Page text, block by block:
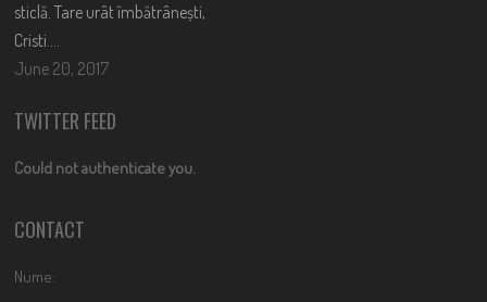
sticlă. Tare urât îmbătrânești,
Cristi….
June 20, 2017
TWITTER FEED
Could not authenticate you.
CONTACT
Nume: